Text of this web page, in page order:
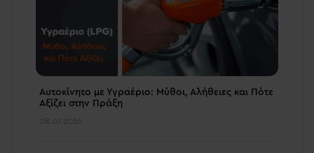
Αυτοκίνητο με Υγραέριο: Μύθοι, Αλήθειες και Πότε
Αξίζει στην Πράξη
08.07.2026